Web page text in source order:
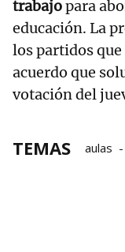
trabajopara
educación. La
los partidos
acuerdo que
votación del
TEMAS aulas